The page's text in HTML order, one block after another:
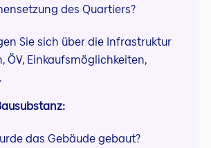
des Quartiers?
Sie sich über die Infrastruktur
ÖV, Einkaufsmöglichkeiten,
das Gebäude gebaut?